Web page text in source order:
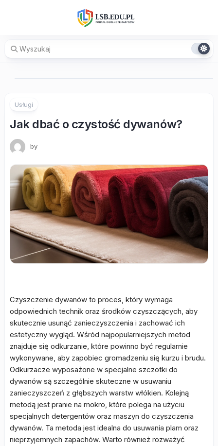
Usługi
Jak dbać o czystość dywanów?
by
Czyszczenie dywanów to proces, który wymaga
odpowiednich technik oraz środków czyszczących, aby
skutecznie usunąć zanieczyszczenia i zachować ich
estetyczny wygląd. Wśród najpopularniejszych metod
znajduje się odkurzanie, które powinno być regularnie
wykonywane, aby zapobiec gromadzeniu się kurzu i brudu.
Odkurzacze wyposażone w specjalne szczotki do
dywanów są szczególnie skuteczne w usuwaniu
zanieczyszczeń z głębszych warstw włókien. Kolejną
metodą jest pranie na mokro, które polega na użyciu
specjalnych detergentów oraz maszyn do czyszczenia
dywanów. Ta metoda jest idealna do usuwania plam oraz
nieprzyjemnych zapachów. Warto również rozważyć